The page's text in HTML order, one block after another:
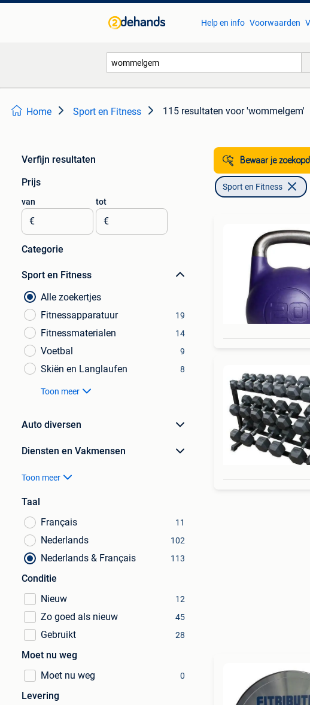
Help en info Voorwaarden
Home Sport en Fitness 115 resultaten voor 'wommelgem'
Verfijn resultaten
Prijs
van
€
tot
€
Categorie
Sport en Fitness
Alle zoekertjes
Fitnessapparatuur
19
Fitnessmaterialen 14
Voetbal 9
Skiën en Langlaufen 8
Toon meer
Auto diversen
Diensten en Vakmensen
Toon meer
Taal
Français
11
Nederlands 102
Nederlands & Français 113
Conditie
Nieuw
12
Zo goed als nieuw 45
Gebruikt 28
Moet nu weg
Moet nu weg
0
Levering
Bewaar je
Sport en Fitness